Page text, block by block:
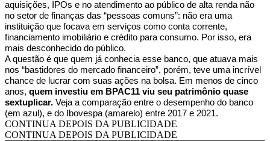
aquisições, IPOs e no atendimento ao público de alta renda não
no setor de finanças das “pessoas comuns”: não era uma
instituição que focava em serviços como conta corrente,
financiamento imobiliário e crédito para consumo. Por isso, era
mais desconhecido do público.
A questão é que quem já conhecia esse banco, que atuava mais
nos “bastidores do mercado financeiro”, porém, teve uma incrível
chance de lucrar com suas ações na bolsa. Em menos de cinco
anos, quem investiu em BPAC11 viu seu patrimônio quase
sextuplicar. Veja a comparação entre o desempenho do banco
(em azul), e do Ibovespa (amarelo) entre 2017 e 2021.
CONTINUA DEPOIS DA PUBLICIDADE
CONTINUA DEPOIS DA PUBLICIDADE